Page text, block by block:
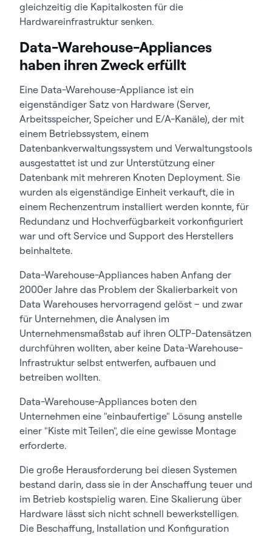
gleichzeitig die Kapitalkosten für die
Hardwareinfrastruktur senken.
Data-Warehouse-Appliances
haben ihren Zweck erfüllt
Eine Data-Warehouse-Appliance ist ein
eigenständiger Satz von Hardware (Server,
Arbeitsspeicher, Speicher und E/A-Kanäle), der mit
einem Betriebssystem, einem
Datenbankverwaltungssystem und Verwaltungstools
ausgestattet ist und zur Unterstützung einer
Datenbank mit mehreren Knoten Deployment. Sie
wurden als eigenständige Einheit verkauft, die in
einem Rechenzentrum installiert werden konnte, für
Redundanz und Hochverfügbarkeit vorkonfiguriert
war und oft Service und Support des Herstellers
beinhaltete.
Data-Warehouse-Appliances haben Anfang der
2000er Jahre das Problem der Skalierbarkeit von
Data Warehouses hervorragend gelöst – und zwar
für Unternehmen, die Analysen im
Unternehmensmaßstab auf ihren OLTP-Datensätzen
durchführen wollten, aber keine Data-Warehouse-
Infrastruktur selbst entwerfen, aufbauen und
betreiben wollten.
Data-Warehouse-Appliances boten den
Unternehmen eine "einbaufertige" Lösung anstelle
einer "Kiste mit Teilen", die eine gewisse Montage
erforderte.
Die große Herausforderung bei diesen Systemen
bestand darin, dass sie in der Anschaffung teuer und
im Betrieb kostspielig waren. Eine Skalierung über
Hardware lässt sich nicht schnell bewerkstelligen.
Die Beschaffung, Installation und Konfiguration